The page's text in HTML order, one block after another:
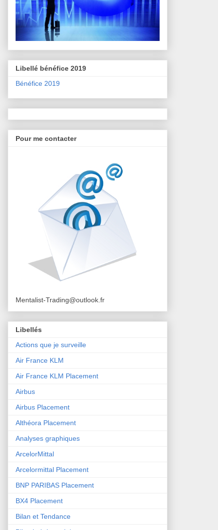
Libellé bénéfice 2019
Bénéfice 2019
Pour me contacter
Mentalist-Trading@outlook.fr
Libellés
Actions que je surveille
Air France KLM
Air France KLM Placement
Airbus
Airbus Placement
Althéora Placement
Analyses graphiques
ArcelorMittal
Arcelormittal Placement
BNP PARIBAS Placement
BX4 Placement
Bilan et Tendance